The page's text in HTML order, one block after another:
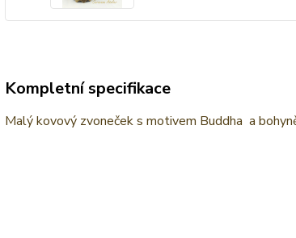
Kompletní specifikace
Malý kovový zvoneček s motivem Buddha a